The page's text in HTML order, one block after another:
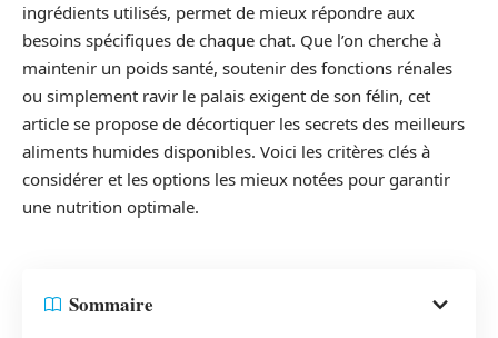
ingrédients utilisés, permet de mieux répondre aux
besoins spécifiques de chaque chat. Que l’on cherche à
maintenir un poids santé, soutenir des fonctions rénales
ou simplement ravir le palais exigent de son félin, cet
article se propose de décortiquer les secrets des meilleurs
aliments humides disponibles. Voici les critères clés à
considérer et les options les mieux notées pour garantir
une nutrition optimale.
Sommaire